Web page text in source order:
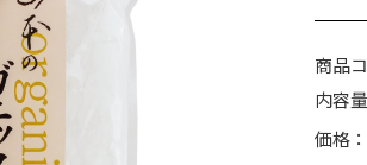
商品
内容
価格：